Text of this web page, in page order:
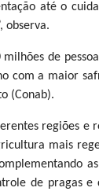
até o
observa.
de
com a maior
(Conab).
regiões e
mais
de pragas e